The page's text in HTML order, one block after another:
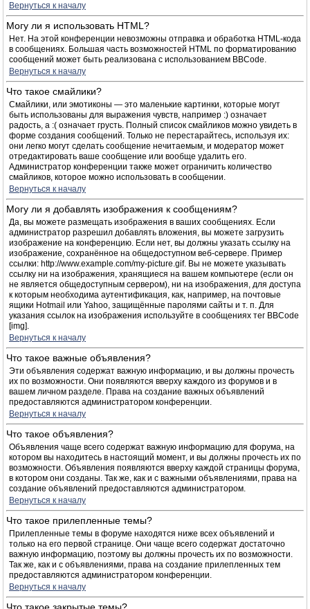
Вернуться к началу
Могу ли я использовать HTML?
Нет. На этой конференции невозможны отправка и обработка HTML-кода
в сообщениях. Большая часть возможностей HTML по форматированию
сообщений может быть реализована с использованием BBCode.
Вернуться к началу
Что такое смайлики?
Смайлики, или эмотиконы — это маленькие картинки, которые могут
быть использованы для выражения чувств, например :) означает
радость, а :( означает грусть. Полный список смайликов можно увидеть в
форме создания сообщений. Только не перестарайтесь, используя их:
они легко могут сделать сообщение нечитаемым, и модератор может
отредактировать ваше сообщение или вообще удалить его.
Администратор конференции также может ограничить количество
смайликов, которое можно использовать в сообщении.
Вернуться к началу
Могу ли я добавлять изображения к сообщениям?
Да, вы можете размещать изображения в ваших сообщениях. Если
администратор разрешил добавлять вложения, вы можете загрузить
изображение на конференцию. Если нет, вы должны указать ссылку на
изображение, сохранённое на общедоступном веб-сервере. Пример
ссылки: http://www.example.com/my-picture.gif. Вы не можете указывать
ссылку ни на изображения, хранящиеся на вашем компьютере (если он
не является общедоступным сервером), ни на изображения, для доступа
к которым необходима аутентификация, как, например, на почтовые
ящики Hotmail или Yahoo, защищённые паролями сайты и т. п. Для
указания ссылок на изображения используйте в сообщениях тег BBCode
[img].
Вернуться к началу
Что такое важные объявления?
Эти объявления содержат важную информацию, и вы должны прочесть
их по возможности. Они появляются вверху каждого из форумов и в
вашем личном разделе. Права на создание важных объявлений
предоставляются администратором конференции.
Вернуться к началу
Что такое объявления?
Объявления чаще всего содержат важную информацию для форума, на
котором вы находитесь в настоящий момент, и вы должны прочесть их по
возможности. Объявления появляются вверху каждой страницы форума,
в котором они созданы. Так же, как и с важными объявлениями, права на
создание объявлений предоставляются администратором.
Вернуться к началу
Что такое прилепленные темы?
Прилепленные темы в форуме находятся ниже всех объявлений и
только на его первой странице. Они чаще всего содержат достаточно
важную информацию, поэтому вы должны прочесть их по возможности.
Так же, как и с объявлениями, права на создание прилепленных тем
предоставляются администратором конференции.
Вернуться к началу